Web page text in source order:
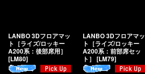
LANBO 3Dフロアマッ
ト［ライズ/ロッキー
A200系：後部席用］
[LM80]
LANBO 3Dフロアマッ
ト［ライズ/ロッキー
A200系：前部席セッ
ト］ [LM79]